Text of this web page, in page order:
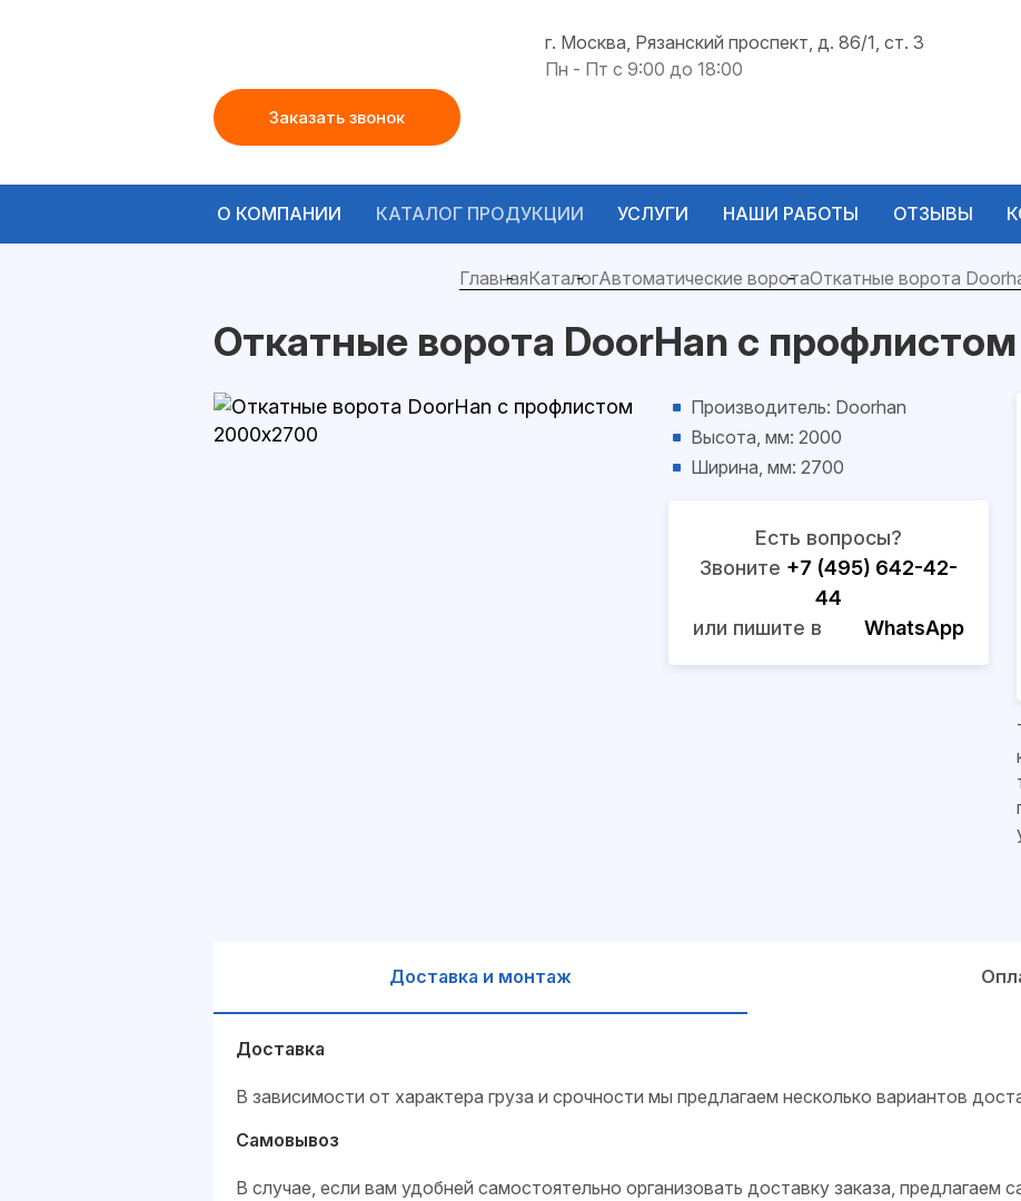
г. Москва, Рязанский проспект, д. 86/1, ст. 3
Пн - Пт с 9:00 до 18:00
Заказать звонок
О КОМПАНИИ КАТАЛОГ ПРОДУКЦИИ УСЛУГИ НАШИ РАБОТЫ ОТЗЫВЫ
ГлавнаяКаталогАвтоматические воротаОткатные ворота
Откатные ворота DoorHan с
Производитель: Doorhan
Высота, мм: 2000
Ширина, мм: 2700
Есть вопросы?
Звоните +7 (495) 642-42-
44
или пишите в
WhatsApp
Доставка и монтаж
Доставка
В зависимости от характера груза и срочности мы предлагаем несколько вариантов
Самовывоз
В случае, если вам удобней самостоятельно организовать доставку заказа, предлагаем